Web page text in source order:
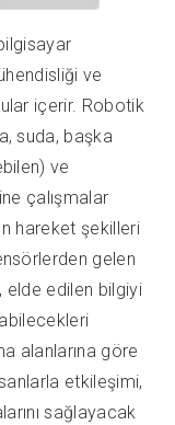
ve
içerir. Robotik
suda, başka
ve
çalışmalar
hareket şekilleri
gelen
elde edilen bilgiyi
alanlarına göre
etkileşimi,
sağlayacak